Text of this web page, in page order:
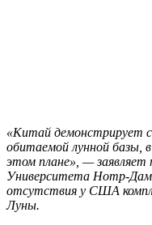
«Китай демонстрирует
обитаемой лунной
этом плане», — заявляет
Университета Нотр-
отсутствия у США
Луны.